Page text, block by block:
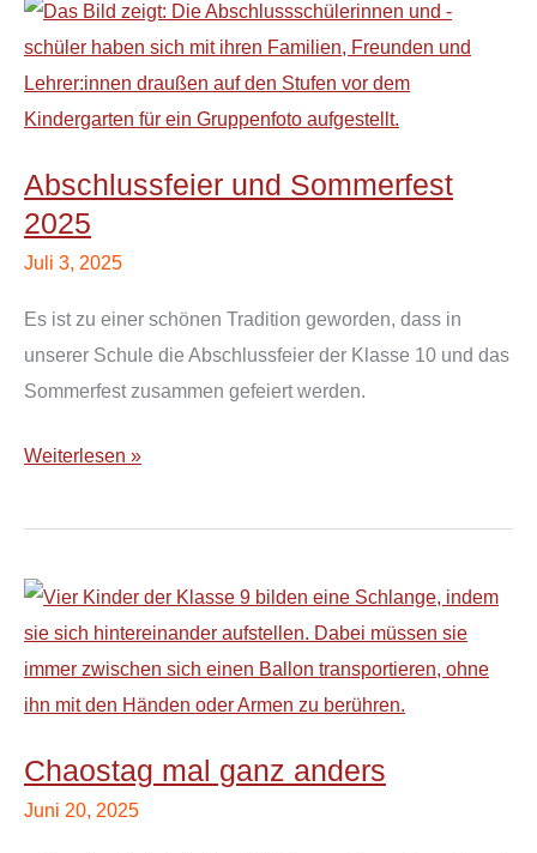
Abschlussfeier und Sommerfest
2025
Juli 3, 2025
Es ist zu einer schönen Tradition geworden, dass in
unserer Schule die Abschlussfeier der Klasse 10 und das
Sommerfest zusammen gefeiert werden.
Abschlussfeier
und
Sommerfest
2025
Weiterlesen »
Chaostag mal ganz anders
Juni 20, 2025
Chaostag
mal
ganz
anders